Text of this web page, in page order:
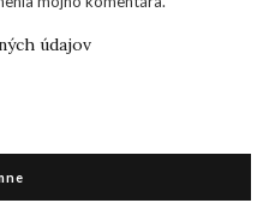
údajov